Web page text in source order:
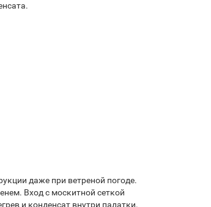
даже при ветреной погоде.
Вход с москитной сеткой
и конденсат внутри палатки.